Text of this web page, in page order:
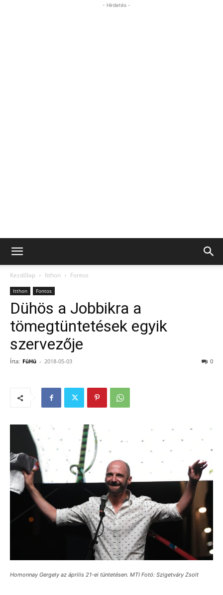
- Hirdetés -
Kezdőlap Itthon Fontos
Itthon Fontos
Dühös a Jobbikra a
tömegtüntetések egyik
szervezője
Írta: FüHü - 2018-05-03 0
Homonnay Gergely az április 21-ei tüntetésen. MTI Fotó: Szigetváry Zsolt